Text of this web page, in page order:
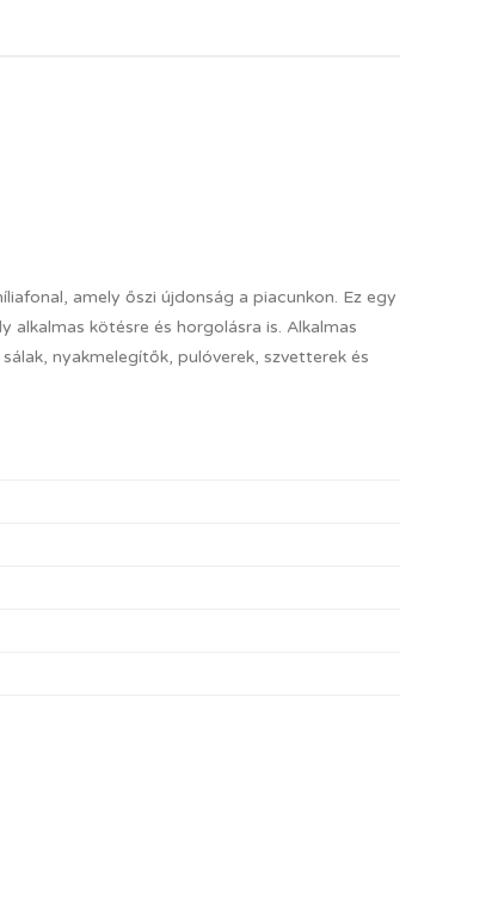
amely őszi újdonság a piacunkon. Ez egy
alkalmas kötésre és horgolásra is. Alkalmas
nyakmelegítők, pulóverek, szvetterek és